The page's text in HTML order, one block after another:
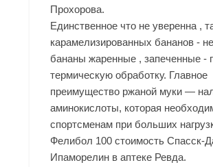
Прохорова.
Единственное что не уверенна ,
карамелизированных бананов -
бананы жаренные , запеченные -
термическую обработку. Главное
преимущество ржаной муки —
аминокислоты, которая
спортсменам при больших
Фелибол 100 стоимость Спасск-
Ипаморелин в аптеке Ревда.